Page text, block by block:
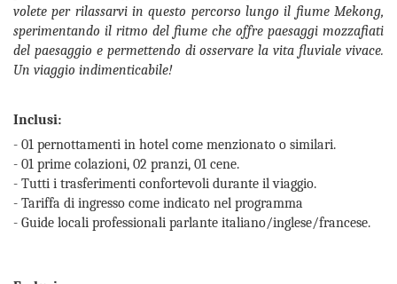
volete per rilassarvi in questo percorso lungo il fiume Mekong,
sperimentando il ritmo del fiume che offre paesaggi mozzafiati
del paesaggio e permettendo di osservare la vita fluviale vivace.
Un viaggio indimenticabile!
Inclusi:
- 01 pernottamenti in hotel come menzionato o similari.
- 01 prime colazioni, 02 pranzi, 01 cene.
- Tutti i trasferimenti confortevoli durante il viaggio.
- Tariffa di ingresso come indicato nel programma
- Guide locali professionali parlante italiano/inglese/francese.